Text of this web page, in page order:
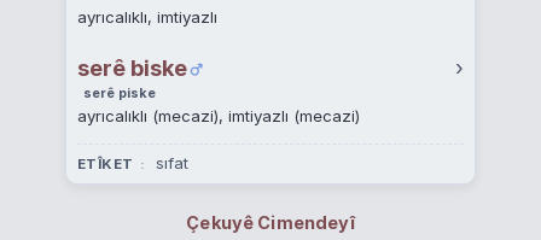
ayrıcalıklı, imtiyazlı
serê biske ›
serê piske
ayrıcalıklı (mecazi), imtiyazlı (mecazi)
ETÎKET sıfat
Çekuyê Cimendeyî